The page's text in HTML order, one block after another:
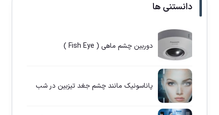
دانستنی ها
دوربین چشم ماهی ( Fish Eye )
پاناسونيک مانند چشم جغد تيزبين در شب